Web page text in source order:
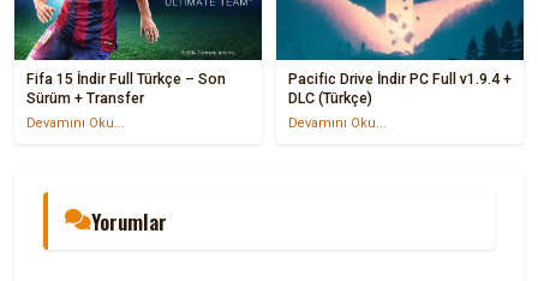
Fifa 15 İndir Full Türkçe – Son
Sürüm + Transfer
Devamını Oku...
Pacific Drive İndir PC Full v1.9.4 +
DLC (Türkçe)
Devamını Oku...
Yorumlar